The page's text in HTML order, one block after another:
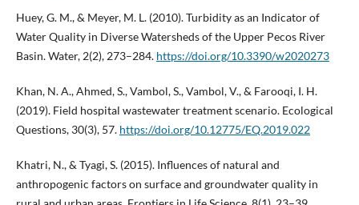
Huey, G. M., & Meyer, M. L. (2010). Turbidity as an Indicator of
Water Quality in Diverse Watersheds of the Upper Pecos River
Basin. Water, 2(2), 273–284. https://doi.org/10.3390/w2020273
Khan, N. A., Ahmed, S., Vambol, S., Vambol, V., & Farooqi, I. H.
(2019). Field hospital wastewater treatment scenario. Ecological
Questions, 30(3), 57. https://doi.org/10.12775/EQ.2019.022
Khatri, N., & Tyagi, S. (2015). Influences of natural and
anthropogenic factors on surface and groundwater quality in